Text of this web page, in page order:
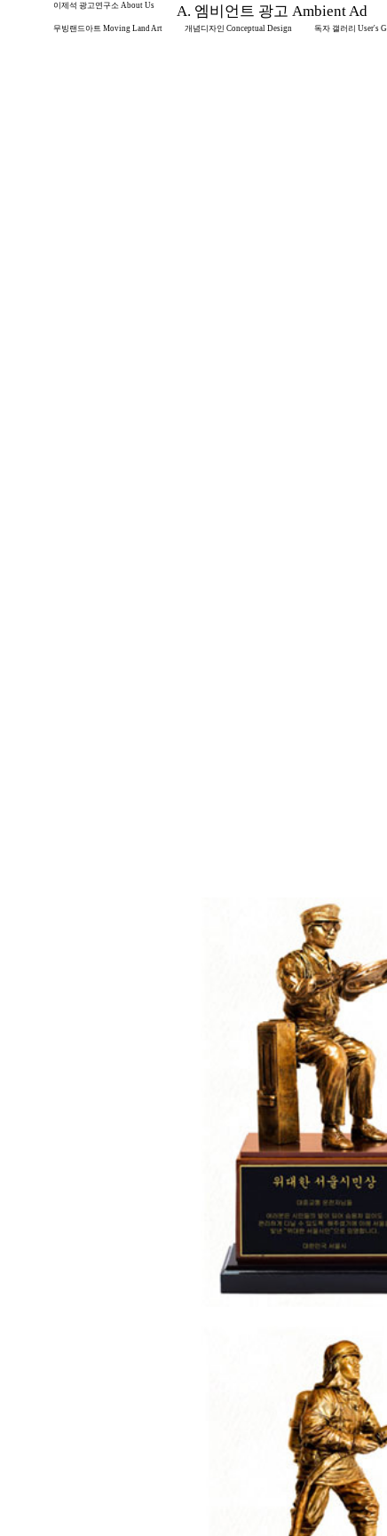
이제석 광고연구소 About Us A. 엠비언트 광고 Ambient Ad
무빙랜드아트 Moving Land Art
개념디자인 Conceptual Design 독자 갤러리 User's